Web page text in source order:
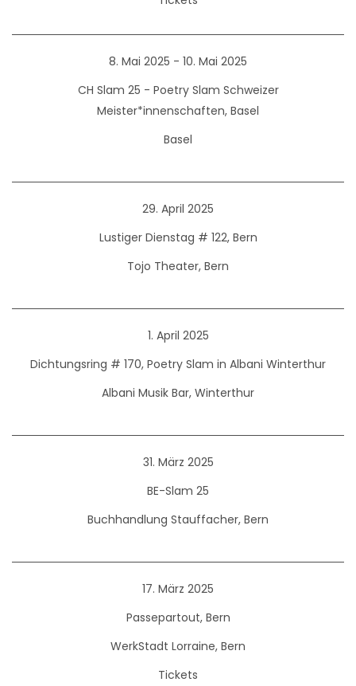
8. Mai 2025 - 10. Mai 2025
CH Slam 25 - Poetry Slam Schweizer
Meister*innenschaften, Basel
Basel
29. April 2025
Lustiger Dienstag # 122, Bern
Tojo Theater, Bern
1. April 2025
Dichtungsring # 170, Poetry Slam in Albani Winterthur
Albani Musik Bar, Winterthur
31. März 2025
BE-Slam 25
Buchhandlung Stauffacher, Bern
17. März 2025
Passepartout, Bern
WerkStadt Lorraine, Bern
Tickets